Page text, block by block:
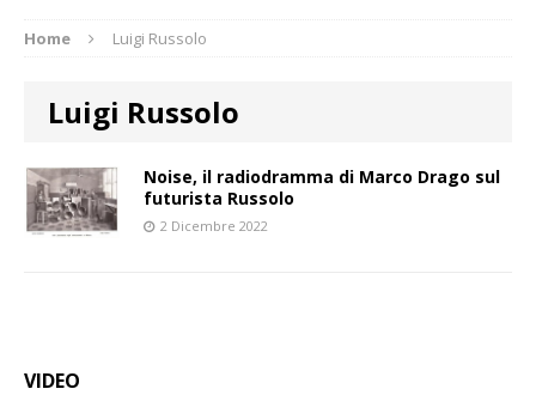
Home Luigi Russolo
Luigi Russolo
Noise, il radiodramma di Marco Drago sul
futurista Russolo
2 Dicembre 2022
VIDEO